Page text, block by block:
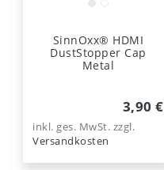
SinnOxx® HDMI
DustStopper Cap
Metal
3,90 €
inkl. ges. MwSt. zzgl.
Versandkosten